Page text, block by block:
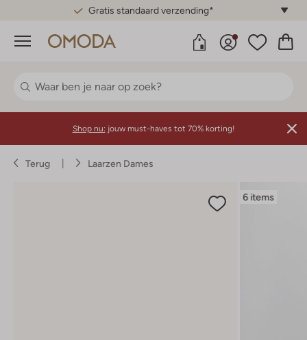
Gratis standaard verzending*
Menu
Shop nu: jouw must-haves tot 70% korting!
Terug Laarzen Dames
6 items